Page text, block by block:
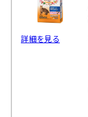
詳細を見る